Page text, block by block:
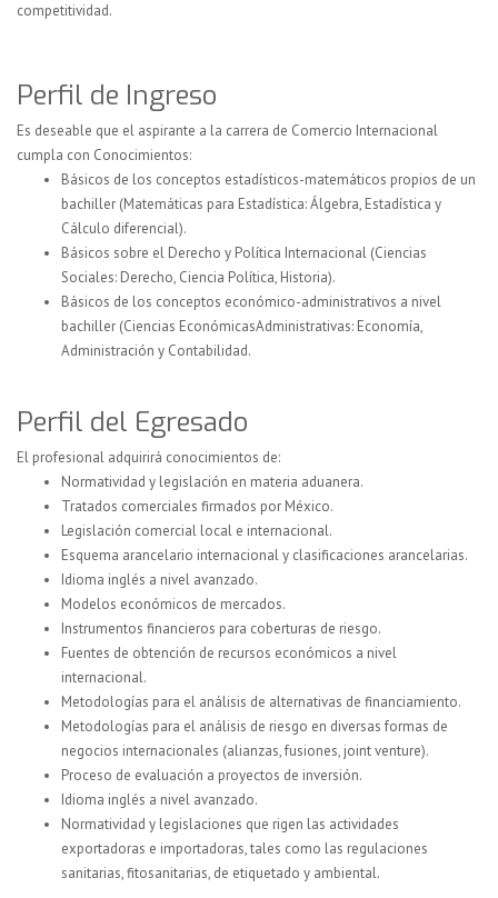
competitividad.
Perfil de Ingreso
Es deseable que el aspirante a la carrera de Comercio Internacional
cumpla con Conocimientos:
Básicos de los conceptos estadísticos-matemáticos propios de un
bachiller (Matemáticas para Estadística: Álgebra, Estadística y
Cálculo diferencial).
Básicos sobre el Derecho y Política Internacional (Ciencias
Sociales: Derecho, Ciencia Política, Historia).
Básicos de los conceptos económico-administrativos a nivel
bachiller (Ciencias EconómicasAdministrativas: Economía,
Administración y Contabilidad.
Perfil del Egresado
El profesional adquirirá conocimientos de:
Normatividad y legislación en materia aduanera.
Tratados comerciales firmados por México.
Legislación comercial local e internacional.
Esquema arancelario internacional y clasificaciones arancelarias.
Idioma inglés a nivel avanzado.
Modelos económicos de mercados.
Instrumentos financieros para coberturas de riesgo.
Fuentes de obtención de recursos económicos a nivel
internacional.
Metodologías para el análisis de alternativas de financiamiento.
Metodologías para el análisis de riesgo en diversas formas de
negocios internacionales (alianzas, fusiones, joint venture).
Proceso de evaluación a proyectos de inversión.
Idioma inglés a nivel avanzado.
Normatividad y legislaciones que rigen las actividades
exportadoras e importadoras, tales como las regulaciones
sanitarias, fitosanitarias, de etiquetado y ambiental.